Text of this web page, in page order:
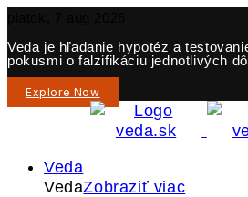
Veda je hľadanie hypotéz a
pokusmi o falzifikáciu jednotlivých
Explore Now
Veda
VedaZobraziť viac